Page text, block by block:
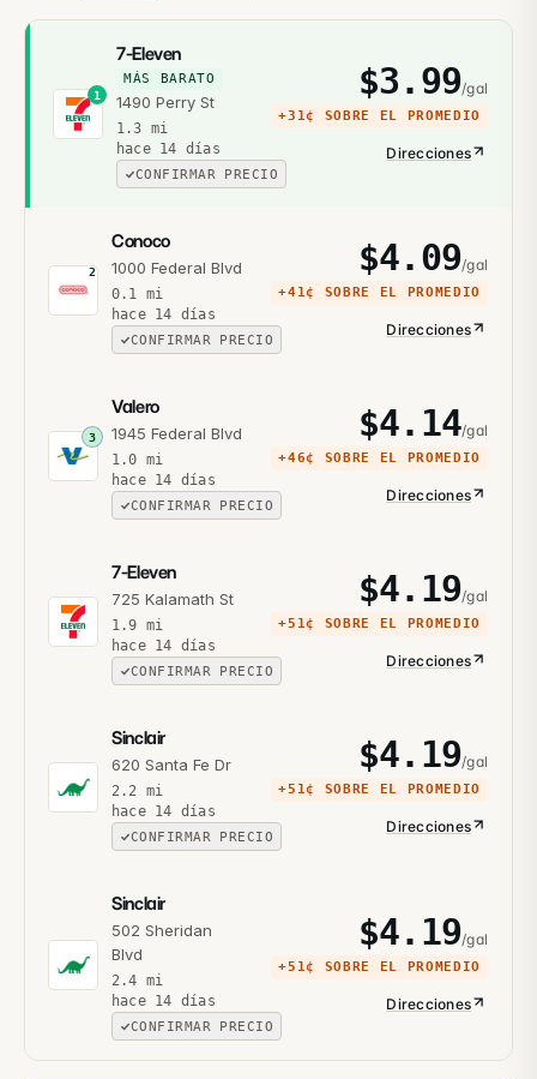
1
7-Eleven
MÁS BARATO
1490 Perry St
1.3 mi
hace 14 días
CONFIRMAR PRECIO
$3.99/gal
+31¢ SOBRE EL PROMEDIO
Direcciones
2
Conoco
1000 Federal Blvd
0.1 mi
hace 14 días
CONFIRMAR PRECIO
$4.09/gal
+41¢ SOBRE EL PROMEDIO
Direcciones
3
Valero
1945 Federal Blvd
1.0 mi
hace 14 días
CONFIRMAR PRECIO
$4.14/gal
+46¢ SOBRE EL PROMEDIO
Direcciones
7-Eleven
725 Kalamath St
1.9 mi
hace 14 días
CONFIRMAR PRECIO
$4.19/gal
+51¢ SOBRE EL PROMEDIO
Direcciones
Sinclair
620 Santa Fe Dr
2.2 mi
hace 14 días
CONFIRMAR PRECIO
$4.19/gal
+51¢ SOBRE EL PROMEDIO
Direcciones
Sinclair
502 Sheridan
Blvd
2.4 mi
hace 14 días
CONFIRMAR PRECIO
$4.19/gal
+51¢ SOBRE EL PROMEDIO
Direcciones